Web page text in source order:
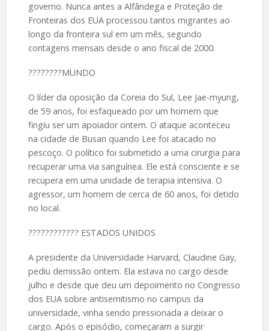
governo. Nunca antes a Alfândega e Proteção de
Fronteiras dos EUA processou tantos migrantes ao
longo da fronteira sul em um mês, segundo
contagens mensais desde o ano fiscal de 2000.
????️????MUNDO
O líder da oposição da Coreia do Sul, Lee Jae-myung,
de 59 anos, foi esfaqueado por um homem que
fingiu ser um apoiador ontem. O ataque aconteceu
na cidade de Busan quando Lee foi atacado no
pescoço. O político foi submetido a uma cirurgia para
recuperar uma via sanguínea. Ele está consciente e se
recupera em uma unidade de terapia intensiva. O
agressor, um homem de cerca de 60 anos, foi detido
no local.
????️???????? ESTADOS UNIDOS
A presidente da Universidade Harvard, Claudine Gay,
pediu demissão ontem. Ela estava no cargo desde
julho e desde que deu um depoimento no Congresso
dos EUA sobre antisemitismo no campus da
universidade, vinha sendo pressionada a deixar o
cargo. Após o episódio, começaram a surgir